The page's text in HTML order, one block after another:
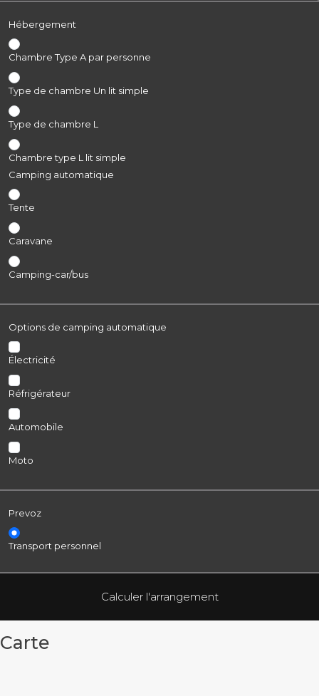
Hébergement
Chambre Type A par personne
Type de chambre Un lit simple
Type de chambre L
Chambre type L lit simple
Camping automatique
Tente
Caravane
Camping-car/bus
Options de camping automatique
Électricité
Réfrigérateur
Automobile
Moto
Prevoz
Transport personnel
Carte